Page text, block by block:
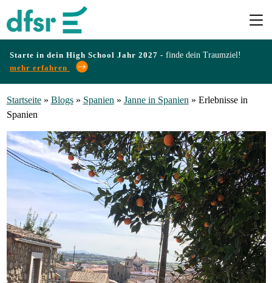
Starte in dein High School Jahr 2027 - finde dein Traumziel!
mehr erfahren
Programme
Infos
Erfahrungen
Preise
Startseite» Blogs» Spanien» Janne in Spanien» Erlebnisse in
Spanien